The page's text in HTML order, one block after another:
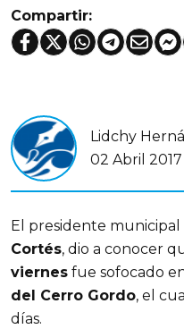
Compartir:
Lidchy
02 Abril 2017
El presidente municipal
Cortés, dio a conocer
viernes fue sofocado
del Cerro Gordo, el
días.